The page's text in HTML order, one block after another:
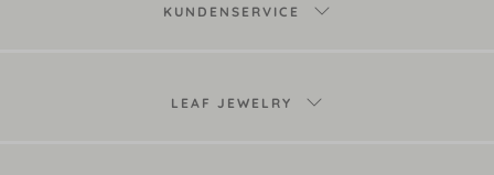
KUNDENSERVICE
LEAF JEWELRY